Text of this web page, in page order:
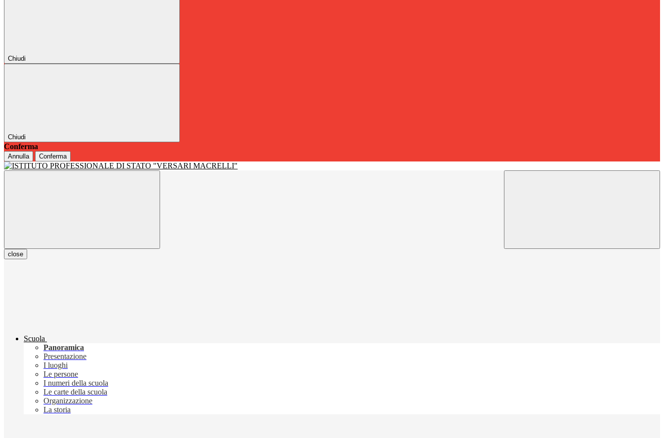
Chiudi
Chiudi
Conferma
Annulla Conferma
close
Scuola
Panoramica
Presentazione
I luoghi
Le persone
I numeri della scuola
Le carte della scuola
Organizzazione
La storia